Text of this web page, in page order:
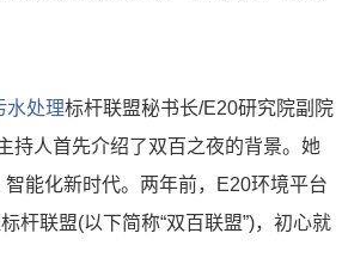
水处理标杆联盟秘书长/E20研究院副院
持人首先介绍了双百之夜的背景。她
能化新时代。两年前，E20环境平台
杆联盟(以下简称“双百联盟”)，初心就